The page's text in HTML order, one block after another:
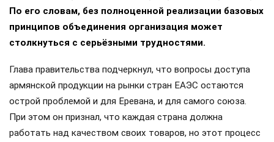
По его словам, без полноценной реализации базовых
принципов объединения организация может
столкнуться с серьёзными трудностями.
Глава правительства подчеркнул, что вопросы доступа
армянской продукции на рынки стран ЕАЭС остаются
острой проблемой и для Еревана, и для самого союза.
При этом он признал, что каждая страна должна
работать над качеством своих товаров, но этот процесс